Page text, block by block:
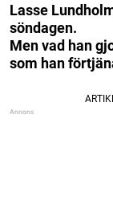
Lasse
söndagen.
Men vad han
som han